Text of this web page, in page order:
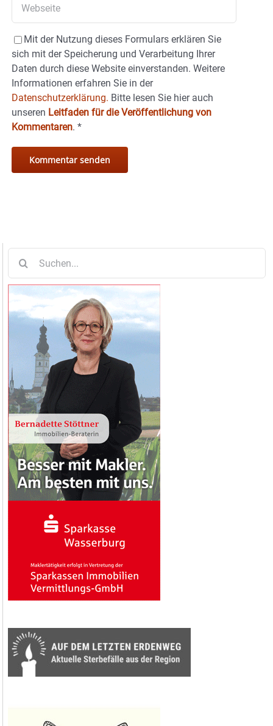
Mit der Nutzung dieses Formulars erklären Sie
sich mit der Speicherung und Verarbeitung Ihrer
Daten durch diese Website einverstanden. Weitere
Informationen erfahren Sie in der
Datenschutzerklärung. Bitte lesen Sie hier auch
unseren Leitfaden für die Veröffentlichung von
Kommentaren. *
nach: